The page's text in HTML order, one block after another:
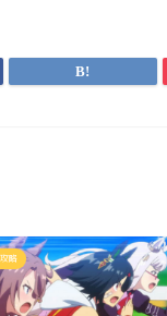
略